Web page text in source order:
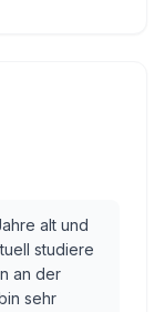
alt und
studiere
an der
sehr